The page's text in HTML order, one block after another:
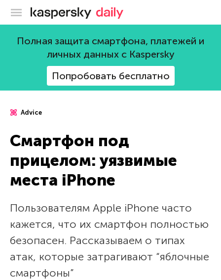
Блог Касперского
Полная защита смартфона, платежей и
личных данных с Kaspersky
Попробовать бесплатно
Advice
Смартфон под
прицелом: уязвимые
места iPhone
Пользователям Apple iPhone часто
кажется, что их смартфон полностью
безопасен. Рассказываем о типах
атак, которые затрагивают “яблочные
смартфоны”